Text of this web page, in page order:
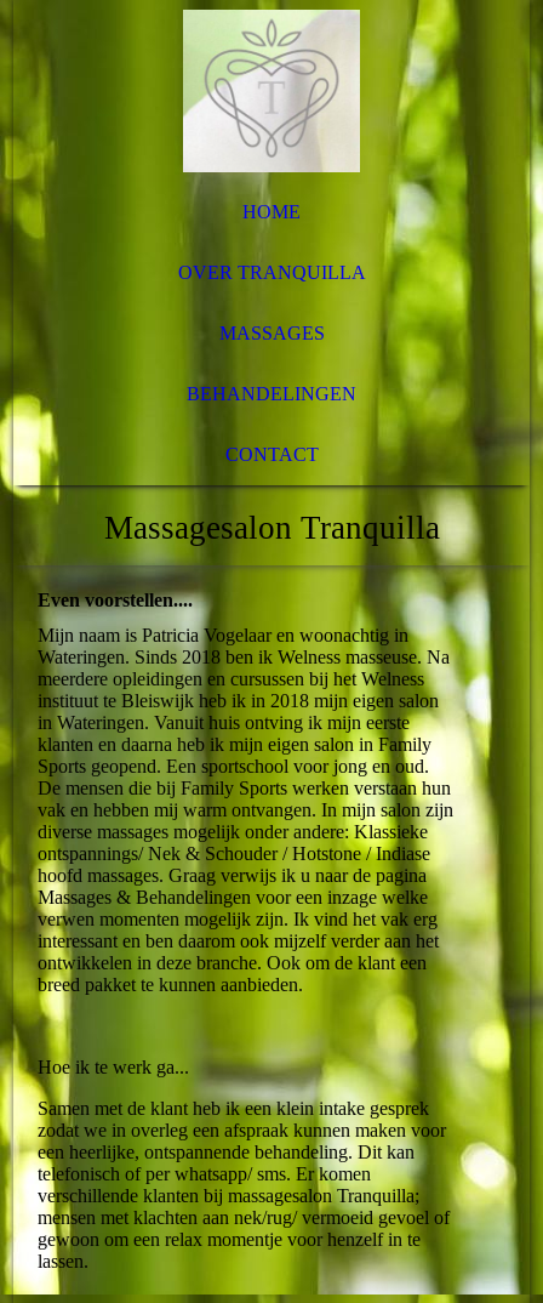
HOME
OVER TRANQUILLA
MASSAGES
BEHANDELINGEN
CONTACT
Massagesalon Tranquilla
Even voorstellen....
Mijn naam is Patricia Vogelaar en woonachtig in
Wateringen. Sinds 2018 ben ik Welness masseuse. Na
meerdere opleidingen en cursussen bij het Welness
instituut te Bleiswijk heb ik in 2018 mijn eigen salon
in Wateringen. Vanuit huis ontving ik mijn eerste
klanten en daarna heb ik mijn eigen salon in Family
Sports geopend. Een sportschool voor jong en oud.
De mensen die bij Family Sports werken verstaan hun
vak en hebben mij warm ontvangen. In mijn salon zijn
diverse massages mogelijk onder andere: Klassieke
ontspannings/ Nek & Schouder / Hotstone / Indiase
hoofd massages. Graag verwijs ik u naar de pagina
Massages & Behandelingen voor een inzage welke
verwen momenten mogelijk zijn. Ik vind het vak erg
interessant en ben daarom ook mijzelf verder aan het
ontwikkelen in deze branche. Ook om de klant een
breed pakket te kunnen aanbieden.
Hoe ik te werk ga...
Samen met de klant heb ik een klein intake gesprek
zodat we in overleg een afspraak kunnen maken voor
een heerlijke, ontspannende behandeling. Dit kan
telefonisch of per whatsapp/ sms. Er komen
verschillende klanten bij massagesalon Tranquilla;
mensen met klachten aan nek/rug/ vermoeid gevoel of
gewoon om een relax momentje voor henzelf in te
lassen.